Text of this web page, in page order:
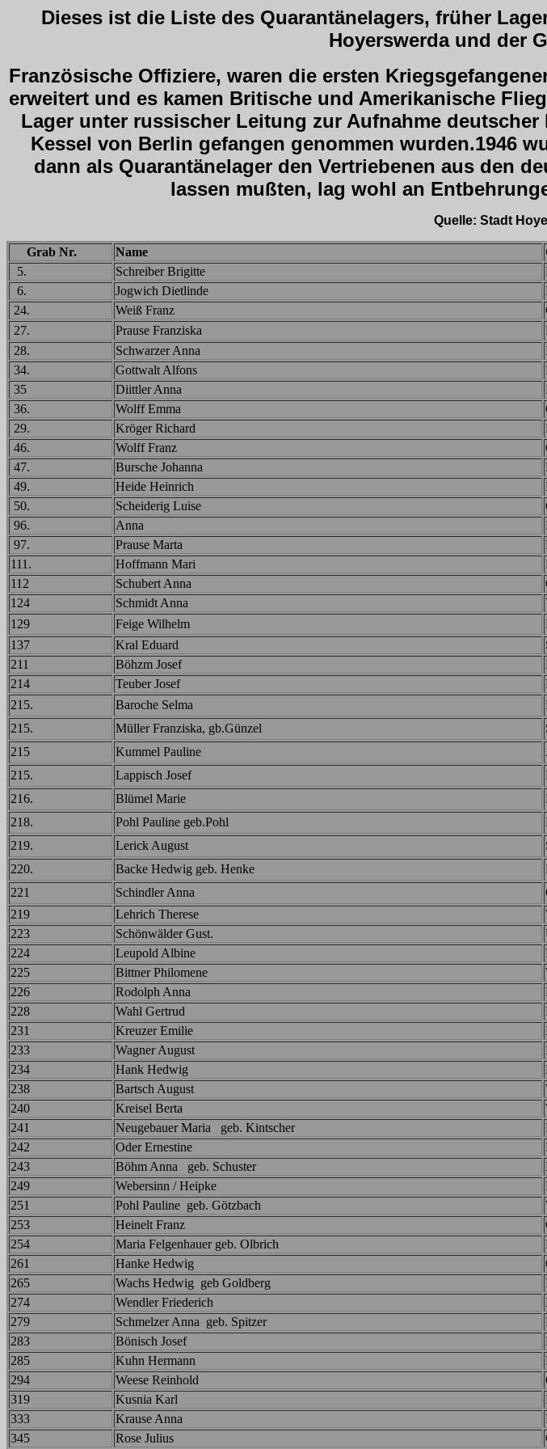
Dieses ist die Liste des Quarantänelagers, früher
Hoyerswerda und der
Französische Offiziere, waren die ersten
erweitert und es kamen Britische und Amerikanische
Lager unter russischer Leitung zur Aufnahme
Kessel von Berlin gefangen genommen wurden.1946
dann als Quarantänelager den Vertriebenen aus den
lassen mußten, lag wohl an
Quelle: Stadt
Grab Nr. Name
5.
Schreiber Brigitte
6.
Jogwich Dietlinde
24.
Weiß Franz
27.
Prause Franziska
28.
Schwarzer Anna
34.
Gottwalt Alfons
35
Diittler Anna
36.
Wolff Emma
29.
Kröger Richard
46.
Wolff Franz
47.
Bursche Johanna
49.
Heide Heinrich
50.
Scheiderig Luise
96.
Anna
97.
Prause Marta
111.
Hoffmann Mari
112
Schubert Anna
124
Schmidt Anna
129
Feige Wilhelm
137
Kral Eduard
211
Böhzm Josef
214
Teuber Josef
215.
Baroche Selma
215.
Müller Franziska, gb.Günzel
215
Kummel Pauline
215.
Lappisch Josef
216.
Blümel Marie
218.
Pohl Pauline geb.Pohl
219.
Lerick August
220.
Backe Hedwig geb. Henke
221
Schindler Anna
219
Lehrich Therese
223
Schönwälder Gust.
224
Leupold Albine
225
Bittner Philomene
226
Rodolph Anna
228
Wahl Gertrud
231
Kreuzer Emilie
233
Wagner August
234
Hank Hedwig
238
Bartsch August
240
Kreisel Berta
241
Neugebauer Maria geb. Kintscher
242
Oder Ernestine
243
Böhm Anna geb. Schuster
249
Webersinn / Heipke
251
Pohl Pauline geb. Götzbach
253
Heinelt Franz
254
Maria Felgenhauer geb. Olbrich
261
Hanke Hedwig
265
Wachs Hedwig geb Goldberg
274
Wendler Friederich
279
Schmelzer Anna geb. Spitzer
283
Bönisch Josef
285
Kuhn Hermann
294
Weese Reinhold
319
Kusnia Karl
333
Krause Anna
345
Rose Julius